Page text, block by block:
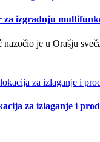
za izgradnju
je u Orašju
za izlaganje i